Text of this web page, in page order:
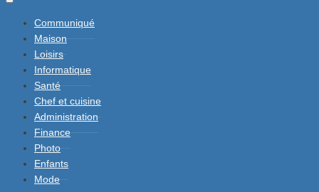
Communiqué
Maison
Loisirs
Informatique
Santé
Chef et cuisine
Administration
Finance
Photo
Enfants
Mode